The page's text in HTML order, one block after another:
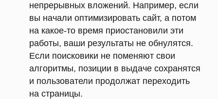
непрерывных вложений. Например, если
вы начали оптимизировать сайт, а потом
на какое-то время приостановили эти
работы, ваши результаты не обнулятся.
Если поисковики не поменяют свои
алгоритмы, позиции в выдаче сохранятся
и пользователи продолжат переходить
на страницы.